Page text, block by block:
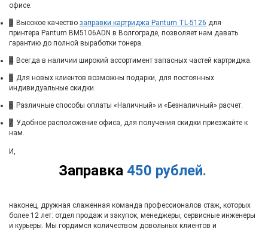
офисе.
3 Высокое качество заправки картриджа Pantum TL-5126 для
принтера Pantum BM5106ADN в Волгограде, позволяет нам давать
гарантию до полной выработки тонера.
4 Всегда в наличии широкий ассортимент запасных частей картриджа.
5 Для новых клиентов возможны подарки, для постоянных
индивидуальные скидки.
6 Различные способы оплаты «Наличный» и «Безналичный» расчет.
7 Удобное расположение офиса, для получения скидки приезжайте к
нам.
Заправка 450 рублей.
И,
наконец, дружная слаженная команда профессионалов стаж, которых
более 12 лет: отдел продаж и закупок, менеджеры, сервисные инженеры
и курьеры. Мы гордимся количеством довольных клиентов и